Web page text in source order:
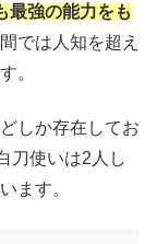
最強の能力をも
では人知を超え
。
しか存在してお
刀使いは2人し
ます。